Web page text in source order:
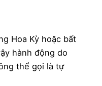
Hoa Kỳ hoặc bất
hành động do
thể gọi là tự